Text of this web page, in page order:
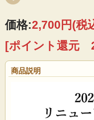
価格:2,700円(税
[ポイント還元
商品説明